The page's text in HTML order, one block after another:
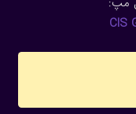
CIS